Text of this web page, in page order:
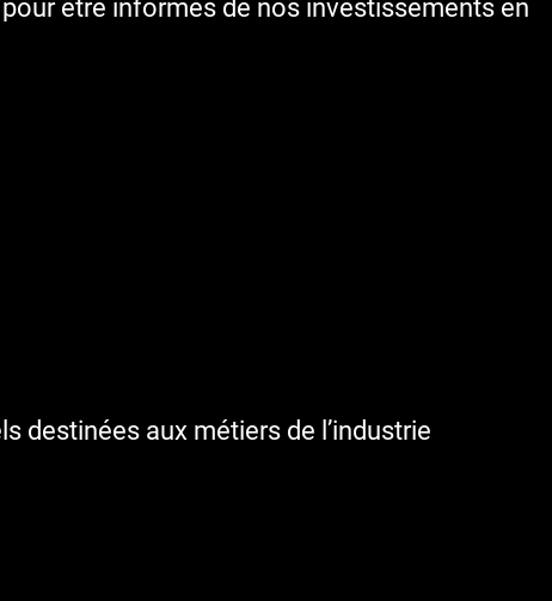
être informés de nos investissements en
destinées aux métiers de l’industrie